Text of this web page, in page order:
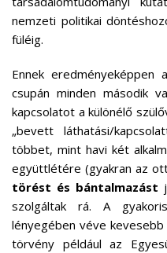
nemzeti politikai
füléig.
Ennek
csupán minden második
kapcsolatot a különélő
„bevett láthatási/
többet, mint havi két
együttlétére (gyakran az
törést és bántalmazást
szolgáltak rá. A
lényegében véve kevesebb
törvény például az